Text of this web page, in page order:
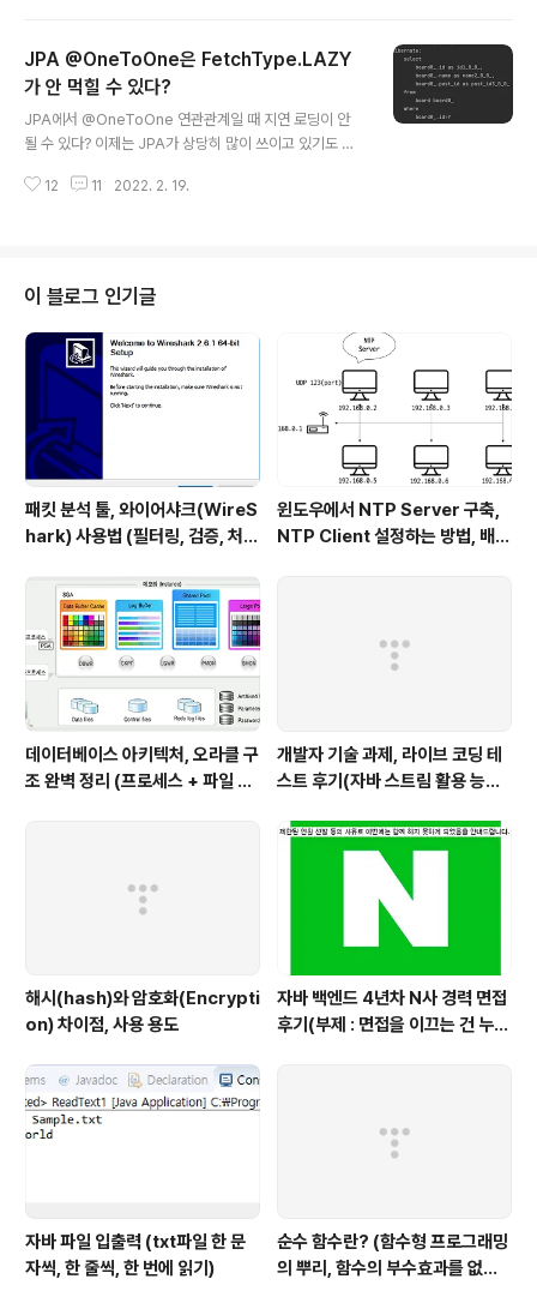
@Column(nullable = false) 를 사용하지말고 @NotN
ull을 써야한다고 나와있습니다. 그 이유는 대부분 @Colu
mn(nullable = false) 의 경우, JPA를 통해 ddl을 자동
생성할 때에만 create 쿼리(Query)에만 들어가고, Entit
JPA @OneToOne은 FetchType.LAZY
가 안 먹힐 수 있다?
JPA에서 @OneToOne 연관관계일 때 지연 로딩이 안
될 수 있다? 이제는 JPA가 상당히 많이 쓰이고 있기도 하
긴하다. 그러나 실제 경험해본 것과 학습을 통해서 아는 것
블로그로 남겨야겠다고 생각했다. (🔥 이 포스트의 독자의
기준은 JPA 기초 정도는 아는 사람이라고 판단하고 작성
했다!) 대부분의 JPA를 학습한 사람들이 알고 있듯, ~To
One(@OneToOne, @ManyToOne) 연관 관계일 때
는 Default로 FetchType.EAGER로 동작하고 있다...
12 11 2022. 2. 19.
이 블로그 인기글
패킷 분석 툴, 와이어샤크(WireS
hark) 사용법 (필터링, 검증, 처음
윈도우에서 NTP Server 구축,
NTP Client 설정하는 방법, 배치
데이터베이스 아키텍처, 오라클 구
조 완벽 정리 (프로세스 + 파일 구
개발자 기술 과제, 라이브 코딩 테
스트 후기(자바 스트림 활용 능력
해시(hash)와 암호화(Encrypti
on) 차이점, 사용 용도
자바 백엔드 4년차 N사 경력 면접
후기(부제 : 면접을 이끄는 건 누구
자바 파일 입출력 (txt파일 한 문
자씩, 한 줄씩, 한 번에 읽기)
순수 함수란? (함수형 프로그래밍
의 뿌리, 함수의 부수효과를 없앤